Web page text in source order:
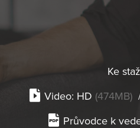
Ke
Video: HD (474MB)
Průvodce k